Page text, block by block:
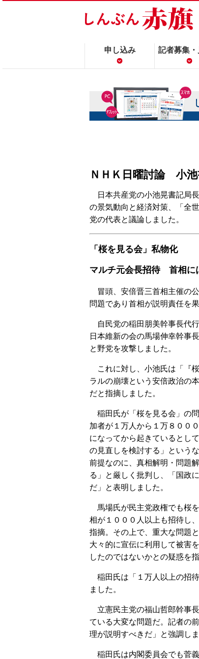
申し込み 記者募集
ＮＨＫ日曜討論 小
日本共産党の小池晃書記局
の景気動向と経済対策、「全
党の代表と議論しました。
「桜を見る会」私物化
マルチ元会長招待 首相に
冒頭、安倍晋三首相主催の
問題であり首相が説明責任を
自民党の稲田朋美幹事長代
日本維新の会の馬場伸幸幹事
と野党を攻撃しました。
これに対し、小池氏は「『
ラルの崩壊という安倍政治の
だと指摘しました。
稲田氏が「桜を見る会」の
加者が１万人から１万８００
になってから起きているとし
の見直しを検討する」という
前提なのに、真相解明・問題
る」と厳しく批判し、「国政
だ」と表明しました。
馬場氏が民主党政権でも桜
相が１０００人以上も招待し
指摘。その上で、重大な問題
大々的に宣伝に利用して被害
したのではないかとの疑惑を
稲田氏は「１万人以上の招
ました。
立憲民主党の福山哲郎幹事
ている大変な問題だ。記者の
理が説明すべきだ」と強調しま
稲田氏は内閣委員会でも菅